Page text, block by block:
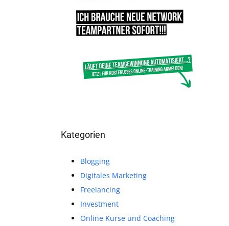
Kategorien
Blogging
Digitales Marketing
Freelancing
Investment
Online Kurse und Coaching